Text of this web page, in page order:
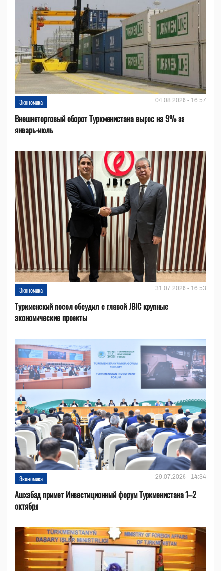
Экономика 04.08.2026 - 16:57
Внешнеторговый оборот Туркменистана вырос на 9% за
январь-июль
Экономика 31.07.2026 - 16:53
Туркменский посол обсудил с главой JBIC крупные
экономические проекты
Экономика 29.07.2026 - 14:34
Ашхабад примет Инвестиционный форум Туркменистана 1–2
октября